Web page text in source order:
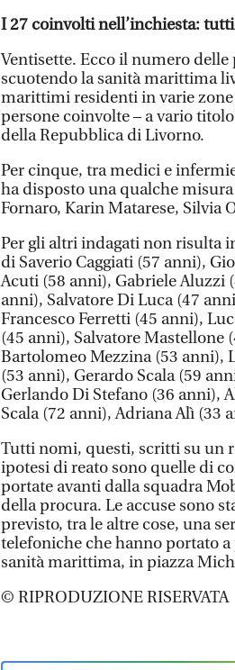
I 27 coinvolti nell’inchiesta:
Ventisette. Ecco il numero delle
scuotendo la sanità marittima
marittimi residenti in varie
persone coinvolte – a vario
della Repubblica di Livorno.
Per cinque, tra medici e
ha disposto una qualche
Fornaro, Karin Matarese, Silvia
Per gli altri indagati non risulta
di Saverio Caggiati (57 anni),
Acuti (58 anni), Gabriele Aluzzi
anni), Salvatore Di Luca (47
Francesco Ferretti (45 anni),
(45 anni), Salvatore Mastellone
Bartolomeo Mezzina (53 anni),
(53 anni), Gerardo Scala (59
Gerlando Di Stefano (36 anni),
Scala (72 anni), Adriana Alì (33
Tutti nomi, questi, scritti su un
ipotesi di reato sono quelle di
portate avanti dalla squadra
della procura. Le accuse sono
previsto, tra le altre cose, una
telefoniche che hanno portato
sanità marittima, in piazza
© RIPRODUZIONE RISERVATA